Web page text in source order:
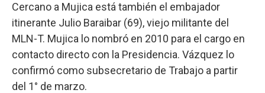
Cercano a Mujica está también el embajador
itinerante Julio Baraibar (69), viejo militante del
MLN-T. Mujica lo nombró en 2010 para el cargo en
contacto directo con la Presidencia. Vázquez lo
confirmó como subsecretario de Trabajo a partir
del 1° de marzo.